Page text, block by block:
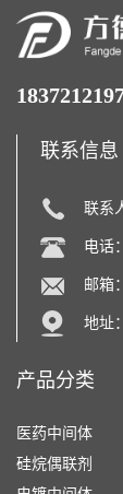
联系信息
联系
电话
邮箱：
地址
产品分类
医药中间体
硅烷偶联剂